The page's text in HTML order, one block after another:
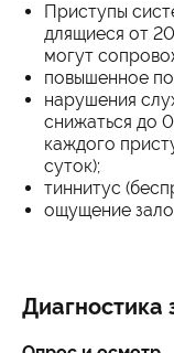
Приступы
длящиеся от
могут
повышенное
нарушения
снижаться до
каждого
суток);
тиннитус
ощущение
Диагностика